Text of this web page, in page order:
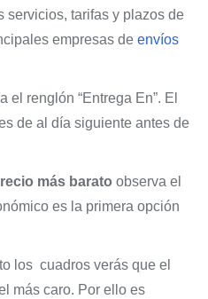
servicios, tarifas y plazos de
empresas de envíos
el renglón “Entrega En”. El
de al día siguiente antes de
más barato observa el
es la primera opción
los cuadros verás que el
más caro. Por ello es